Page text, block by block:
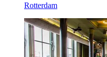
Rotterdam